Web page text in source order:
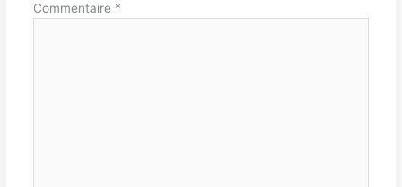
Commentaire *